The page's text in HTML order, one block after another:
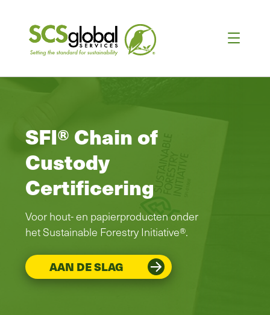
SFI® Chain of
Custody
Certificering
Voor hout- en papierproducten onder
het Sustainable Forestry Initiative®.
AAN DE SLAG